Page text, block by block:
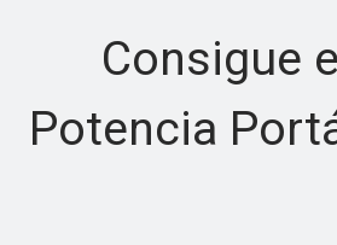
Consigue el
Potencia